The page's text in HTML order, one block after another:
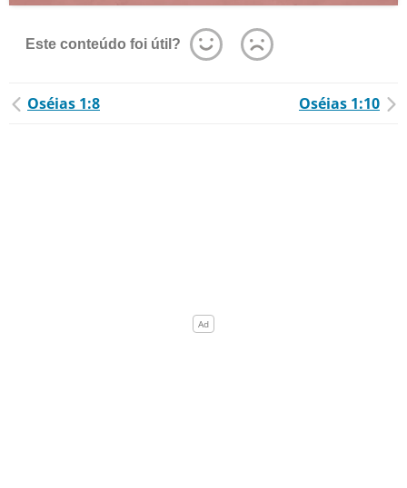
Este conteúdo foi útil?
Oséias 1:8 Oséias 1:10